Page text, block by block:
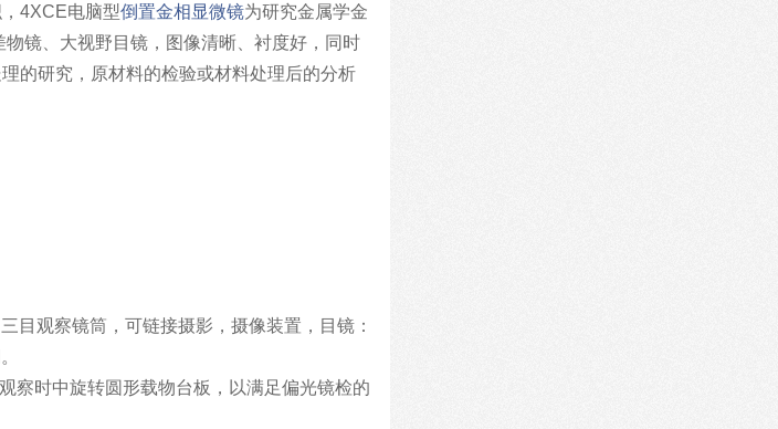
4XCE电脑型倒置金相显微镜为研究金属学金
镜、大视野目镜，图像清晰、衬度好，同时
的研究，原材料的检验或材料处理后的分析
目观察镜筒，可链接摄影，摄像装置，目镜：
察时中旋转圆形载物台板，以满足偏光镜检的